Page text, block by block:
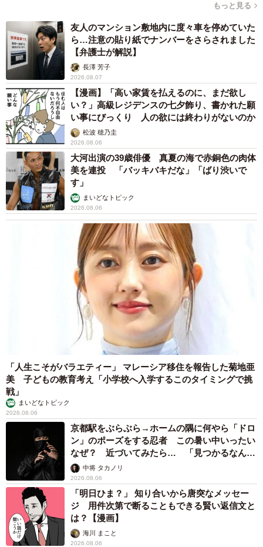
11歳の誕生日を迎えた楽くん（画像提供：くーさんママさん）
毎年、誕生日には「ケーキと一緒に並んで笑顔の写真を撮
りたい」と挑戦してきた飼い主さん。しかし、結果は11年
連続で失敗だったと振り返ります。それでも、「食欲があ
るのはいいことだと思っています」と、元気な姿をうれし
そうに話します。
撮影とケーキの回収を終えたあとは、残ったケーキを楽く
んと家族みんなでシェアして食べたのだとか。
「11歳を迎えて成長を感じるのは、イベントなど人でにぎ
わっているところに出かけることに慣れてきたところでし
ょうか。小さい頃からいろいろなイベントなどによく出か
けてきたので、“場慣れ”したようです」
もっと見る
友人のマンション敷地内に度々車を停めていた
ら…注意の貼り紙でナンバーをさらされました
【弁護士が解説】
長澤 芳子
2026.08.07
【漫画】「高い家賃を払えるのに、まだ欲し
い？」高級レジデンスの七夕飾り、書かれた願
い事にびっくり 人の欲には終わりがないのか
松波 穂乃圭
2026.08.06
大河出演の39歳俳優 真夏の海で赤銅色の肉体
美を連投 「バッキバキだな」「ばり渋いで
す」
まいどなトピック
2026.08.06
「人生こそがバラエティー」 マレーシア移住を報告した菊地亜
美 子どもの教育考え「小学校へ入学するこのタイミングで挑
戦」
まいどなトピック
2026.08.06
京都駅をぶらぶら→ホームの隅に何やら「ドロ
ン」のポーズをする忍者 この暑い中いったい
なぜ？ 近づいてみたら… 「見つかるなんて
未熟」中将 タカノリ
2026.08.06
「明日ひま？」 知り合いから唐突なメッセー
ジ 用件次第で断ることもできる賢い返信文と
は？【漫画】
海川 まこと
2026.08.06